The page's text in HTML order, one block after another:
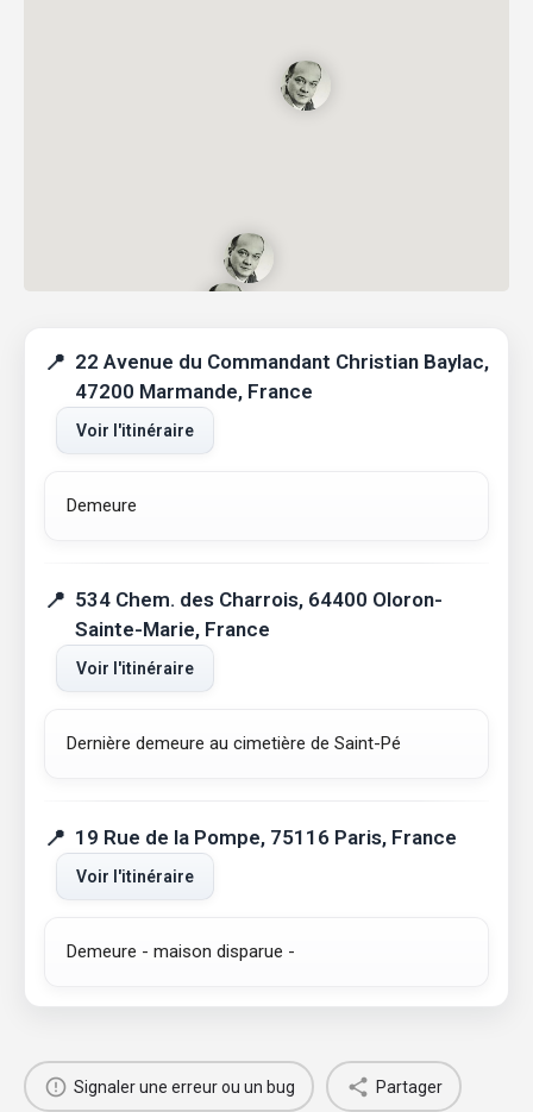
22 Avenue du Commandant Christian Baylac,
47200 Marmande, France
Voir l'itinéraire
Demeure
534 Chem. des Charrois, 64400 Oloron-
Sainte-Marie, France
Voir l'itinéraire
Dernière demeure au cimetière de Saint-Pé
19 Rue de la Pompe, 75116 Paris, France
Voir l'itinéraire
Demeure - maison disparue -
Signaler une erreur ou un bug Partager